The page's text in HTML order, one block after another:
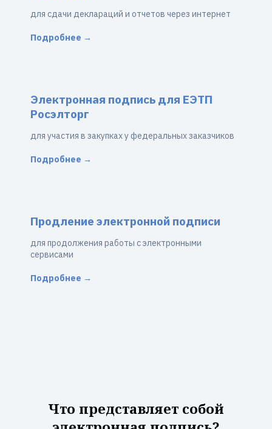
для сдачи деклараций и отчетов через интернет
Подробнее →
Электронная подпись для ЕЭТП
Росэлторг
для участия в закупках у федеральных заказчиков
Подробнее →
Продление электронной подписи
для продолжения работы с электронными
сервисами
Подробнее →
Что представляет собой